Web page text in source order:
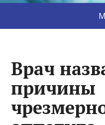
Врач
причины